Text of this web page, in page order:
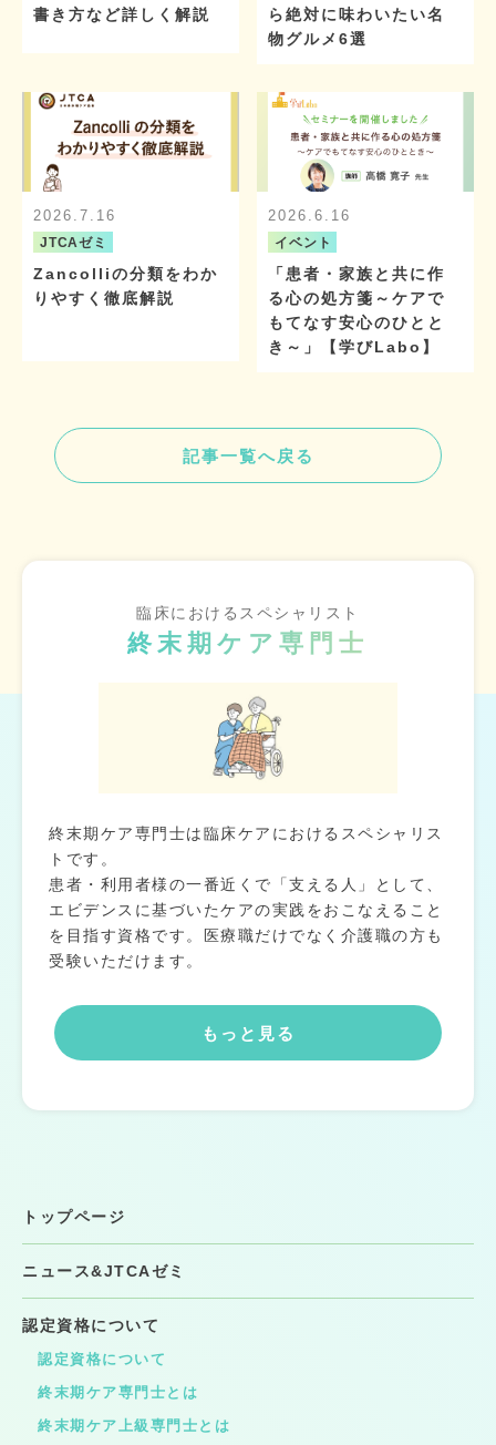
書き方など詳しく解説
ら絶対に味わいたい名
物グルメ6選
2026.7.16
JTCAゼミ
Zancolliの分類をわか
りやすく徹底解説
2026.6.16
イベント
「患者・家族と共に作
る心の処方箋～ケアで
もてなす安心のひとと
き～」【学びLabo】
記事一覧へ戻る
臨床におけるスペシャリスト
終末期ケア専門士
終末期ケア専門士は臨床ケアにおけるスペシャリス
トです。
患者・利用者様の一番近くで「支える人」として、
エビデンスに基づいたケアの実践をおこなえること
を目指す資格です。医療職だけでなく介護職の方も
受験いただけます。
もっと見る
トップページ
ニュース&JTCAゼミ
認定資格について
認定資格について
終末期ケア専門士とは
終末期ケア上級専門士とは